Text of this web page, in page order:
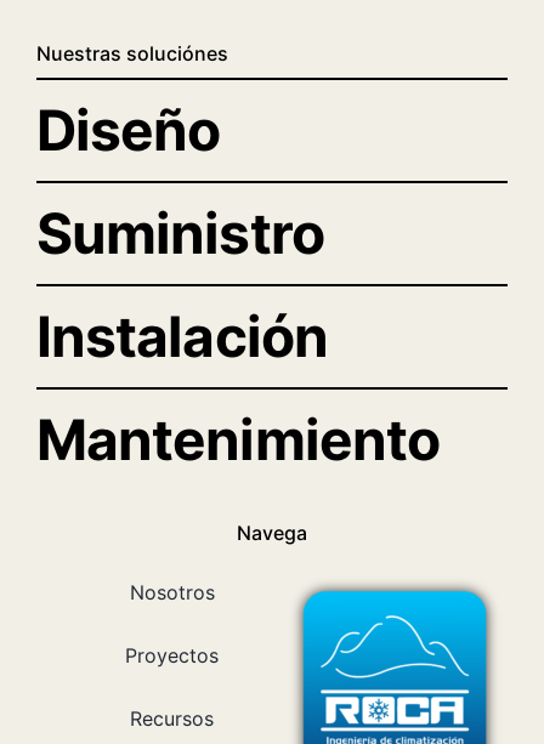
Nuestras soluciónes
Diseño
Suministro
Instalación
Mantenimiento
Navega
Nosotros
Proyectos
Recursos